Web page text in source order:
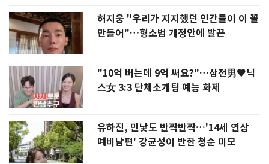
허지웅 "우리가 지지했던 인간들이 이 꼴
만들어"…형소법 개정안에 발끈
"10억 버는데 9억 써요?"…삼전男♥닉
스女 3:3 단체소개팅 예능 화제
유하진, 민낯도 반짝반짝…'14세 연상
예비남편' 강균성이 반한 청순 미모